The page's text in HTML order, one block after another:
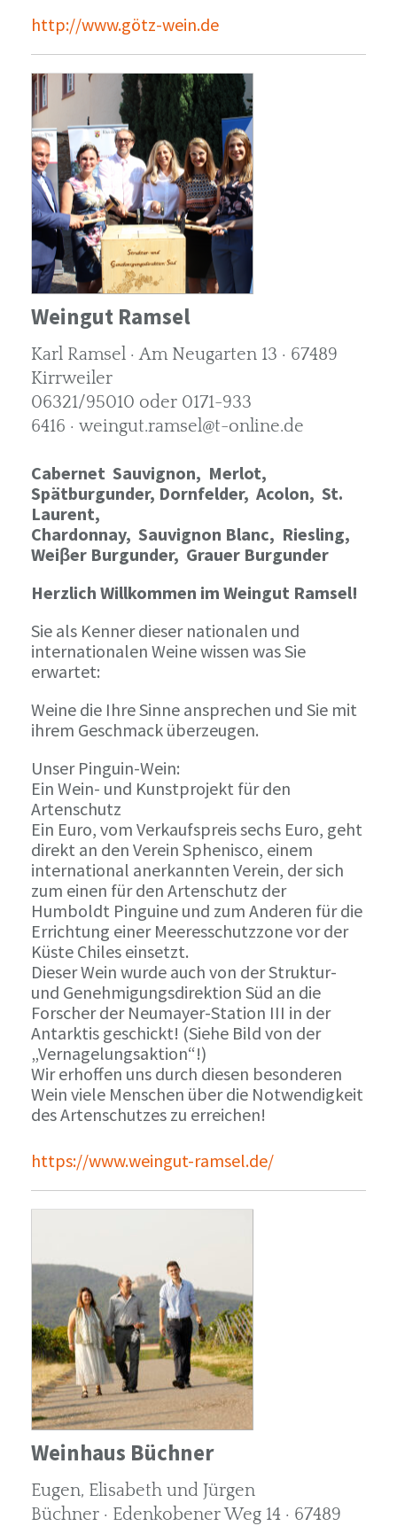
http://www.götz-wein.de
Weingut Ramsel
Karl Ramsel · Am Neugarten 13 · 67489
Kirrweiler
06321/95010 oder 0171-933
6416 · weingut.ramsel@t-online.de
Cabernet Sauvignon, Merlot,
Spätburgunder, Dornfelder, Acolon, St.
Laurent,
Chardonnay, Sauvignon Blanc, Riesling,
Weiβer Burgunder, Grauer Burgunder
Herzlich Willkommen im Weingut Ramsel!
Sie als Kenner dieser nationalen und
internationalen Weine wissen was Sie
erwartet:
Weine die Ihre Sinne ansprechen und Sie mit
ihrem Geschmack überzeugen.
Unser Pinguin-Wein:
Ein Wein- und Kunstprojekt für den
Artenschutz
Ein Euro, vom Verkaufspreis sechs Euro, geht
direkt an den Verein Sphenisco, einem
international anerkannten Verein, der sich
zum einen für den Artenschutz der
Humboldt Pinguine und zum Anderen für die
Errichtung einer Meeresschutzzone vor der
Küste Chiles einsetzt.
Dieser Wein wurde auch von der Struktur-
und Genehmigungsdirektion Süd an die
Forscher der Neumayer-Station III in der
Antarktis geschickt! (Siehe Bild von der
„Vernagelungsaktion“!)
Wir erhoffen uns durch diesen besonderen
Wein viele Menschen über die Notwendigkeit
des Artenschutzes zu erreichen!
https://www.weingut-ramsel.de/
Weinhaus Büchner
Eugen, Elisabeth und Jürgen
Büchner · Edenkobener Weg 14 · 67489